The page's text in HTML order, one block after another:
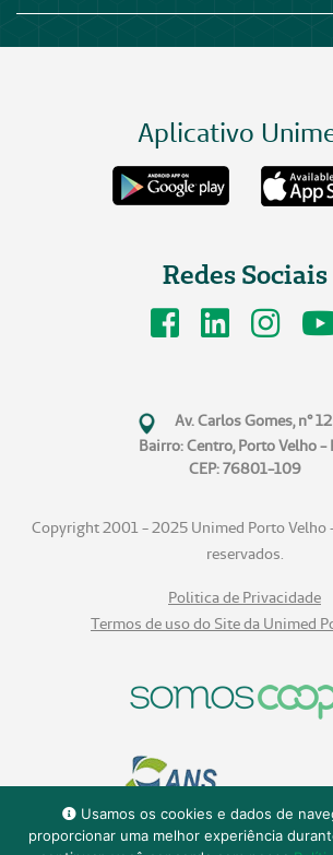
Usamos os cookies e dados de
proporcionar uma melhor experiência
Aplicativo
Redes Sociais
Av. Carlos Gomes, n°
Bairro: Centro, Porto Velho -
CEP: 76801-109
Copyright 2001 - 2025 Unimed Porto Velho
reservados.
Politica de Privacidade
Termos de uso do Site da Unimed